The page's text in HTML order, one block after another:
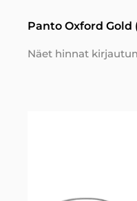
Panto Oxford
Näet hinnat